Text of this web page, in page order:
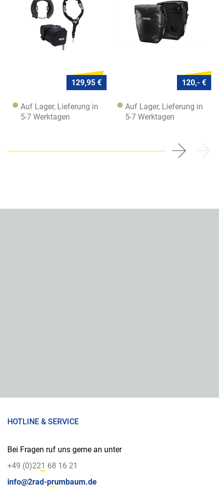
129,95 €
Auf Lager, Lieferung in
5-7 Werktagen
120,- €
Auf Lager, Lieferung in
5-7 Werktagen
HOTLINE & SERVICE
Bei Fragen ruf uns gerne an unter
+49 (0)221 68 16 21
info@2rad-prumbaum.de